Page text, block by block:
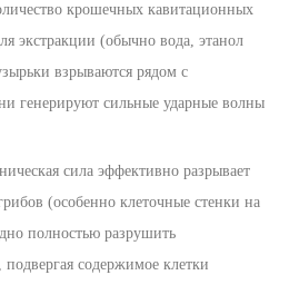
крошечных кавитационных
экстракции (обычно вода, этанол
взрываются рядом с
генерируют сильные ударные волны
сила эффективно разрывает
(особенно клеточные стенки на
полностью разрушить
содержимое клетки